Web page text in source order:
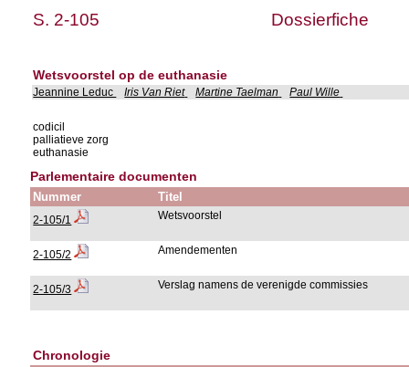
S. 2-105 Dossierfiche
Wetsvoorstel op de euthanasie
Jeannine Leduc Iris Van Riet Martine Taelman Paul Wille
codicil
palliatieve zorg
euthanasie
Parlementaire documenten
Nummer Titel
2-105/1 Wetsvoorstel
2-105/2 Amendementen
2-105/3 Verslag namens de verenigde commissies
Chronologie